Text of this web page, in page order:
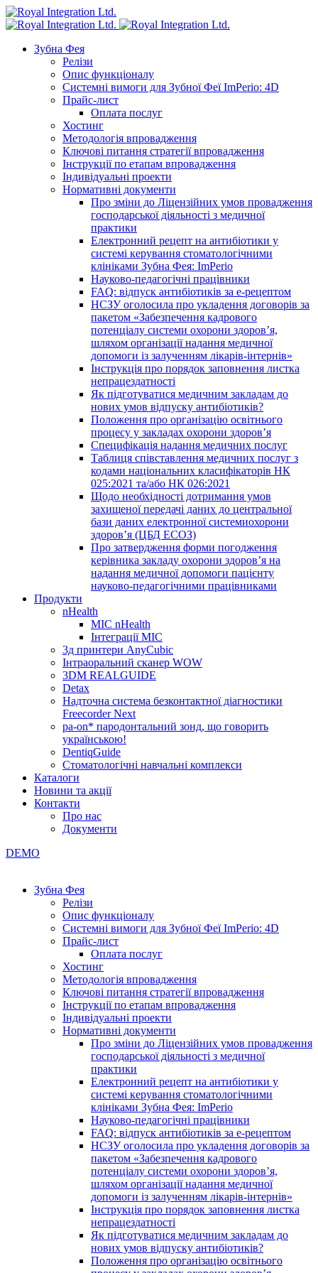
Зубна Фея
Релізи
Опис функціоналу
Системні вимоги для Зубної Феї ImPerio: 4D
Прайс-лист
Оплата послуг
Хостинг
Методологія впровадження
Ключові питання стратегії впровадження
Інструкції по етапам впровадження
Індивідуальні проекти
Нормативні документи
Про зміни до Ліцензійних умов провадження
господарської діяльності з медичної
практики
Електронний рецепт на антибіотики у
системі керування стоматологічними
клініками Зубна Фея: ImPerio
Науково-педагогічні працівники
FAQ: відпуск антибіотиків за е-рецептом
НСЗУ оголосила про укладення договорів за
пакетом «Забезпечення кадрового
потенціалу системи охорони здоров’я,
шляхом організації надання медичної
допомоги із залученням лікарів-інтернів»
Інструкція про порядок заповнення листка
непрацездатності
Як підготуватися медичним закладам до
нових умов відпуску антибіотиків?
Положення про організацію освітнього
процесу у закладах охорони здоров’я
Специфікація надання медичних послуг
Таблиця співставлення медичних послуг з
кодами національних класифікаторів НК
025:2021 та/або НК 026:2021
Щодо необхідності дотримання умов
захищеної передачі даних до центральної
бази даних електронної системиохорони
здоров’я (ЦБД ЕСОЗ)
Про затвердження форми погодження
керівника закладу охорони здоров’я на
надання медичної допомоги пацієнту
науково-педагогічними працівниками
Продукти
nHealth
МІС nHealth
Інтеграції МІС
3д принтери AnyCubic
Інтраоральний сканер WOW
3DM REALGUIDE
Detax
Надточна система безконтактної діагностики
Freecorder Next
pa-on* пародонтальний зонд, що говорить
українською!
DentiqGuide
Стоматологічні навчальні комплекси
Каталоги
Новини та акції
Контакти
Про нас
Документи
DEMO
Зубна Фея
Релізи
Опис функціоналу
Системні вимоги для Зубної Феї ImPerio: 4D
Прайс-лист
Оплата послуг
Хостинг
Методологія впровадження
Ключові питання стратегії впровадження
Інструкції по етапам впровадження
Індивідуальні проекти
Нормативні документи
Про зміни до Ліцензійних умов провадження
господарської діяльності з медичної
практики
Електронний рецепт на антибіотики у
системі керування стоматологічними
клініками Зубна Фея: ImPerio
Науково-педагогічні працівники
FAQ: відпуск антибіотиків за е-рецептом
НСЗУ оголосила про укладення договорів за
пакетом «Забезпечення кадрового
потенціалу системи охорони здоров’я,
шляхом організації надання медичної
допомоги із залученням лікарів-інтернів»
Інструкція про порядок заповнення листка
непрацездатності
Як підготуватися медичним закладам до
нових умов відпуску антибіотиків?
Положення про організацію освітнього